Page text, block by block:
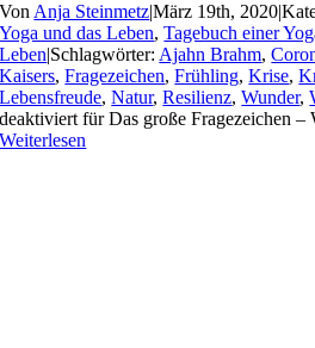
Von Anja Steinmetz|März 19th, 2020|
Yoga und das Leben,Tagebuch einer
Leben|Schlagwörter: Ajahn Brahm,
Kaisers,Fragezeichen,Frühling,Krise,
Lebensfreude,Natur,Resilienz,Wunder,
deaktiviert für Das große Fragezeichen –
Weiterlesen